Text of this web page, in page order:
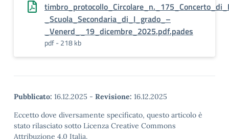
_Scuola_Secondaria_di_I_grado_–
_Venerd__19_dicembre_2025.pdf.pades
pdf - 218 kb
Pubblicato: 16.12.2025 - Revisione: 16.12.2025
Eccetto dove diversamente specificato, questo articolo è
stato rilasciato sotto Licenza Creative Commons
Attribuzione 4.0 Italia.